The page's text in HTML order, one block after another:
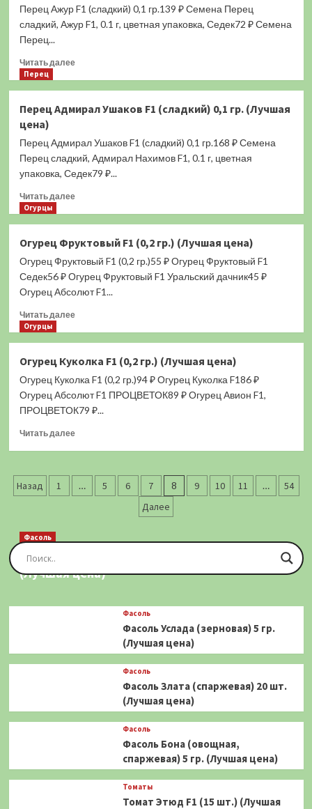
(кустарниковый)
0,05
цена)
Перец Ажур F1 (сладкий) 0,1 гр.139 ₽ Семена Перец
сладкий, Ажур F1, 0.1 г, цветная упаковка, Седек72 ₽ Семена
Перец...
Читать далееПрочитать
Ажур
(сладкий)
0,1
(Лучшая
цена)
Перец
Перец Адмирал Ушаков F1 (сладкий) 0,1 гр. (Лучшая
цена)
Перец Адмирал Ушаков F1 (сладкий) 0,1 гр.168 ₽ Семена
Перец сладкий, Адмирал Нахимов F1, 0.1 г, цветная
упаковка, Седек79 ₽...
Читать далееПрочитать
Адмирал
Ушаков
F1
(сладкий)
гр.
Огурцы
Огурец Фруктовый F1 (0,2 гр.) (Лучшая цена)
Огурец Фруктовый F1 (0,2 гр.)55 ₽ Огурец Фруктовый F1
Седек56 ₽ Огурец Фруктовый F1 Уральский дачник45 ₽
Огурец Абсолют F1...
Читать далееПрочитать
Фруктовый
F1
(0,2
гр.)
цена)
Огурцы
Огурец Куколка F1 (0,2 гр.) (Лучшая цена)
Огурец Куколка F1 (0,2 гр.)94 ₽ Огурец Куколка F186 ₽
Огурец Абсолют F1 ПРОЦВЕТОК89 ₽ Огурец Авион F1,
ПРОЦВЕТОК79 ₽...
Читать далееПрочитать
Куколка
F1
Пагинация
Назад 1 … 5 6 7 8 9 10 11 …
54
Далее
Фасоль
Фасоль Золотая Сакса (спаржевая) 20 шт.
(Лучшая цена)
Фасоль
Фасоль Услада (зерновая) 5 гр.
(Лучшая цена)
Фасоль
Фасоль Злата (спаржевая) 20 шт.
(Лучшая цена)
Фасоль
Фасоль Бона (овощная,
спаржевая) 5 гр. (Лучшая цена)
Томаты
Томат Этюд F1 (15 шт.) (Лучшая